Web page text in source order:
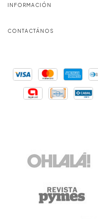
INFORMACIÓN
CONTACTÁNOS